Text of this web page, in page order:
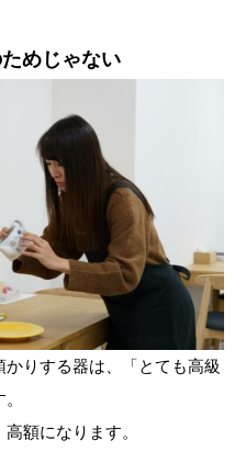
めじゃない
りする器は、「とても高級
額になります。